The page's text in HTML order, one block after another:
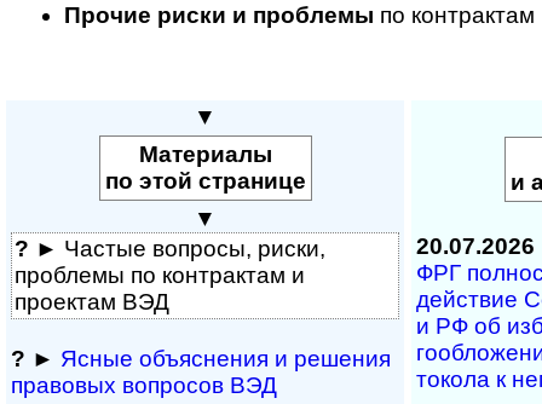
Прочие риски и проблемы по
▼
Материалы
по этой странице
▼
? ► Частые вопросы, рис­ки,
проблемы по конт­рактам и
проектам ВЭД
? ► Ясные объяснения и решения
правовых вопросов ВЭД
и
20.07.2026
ФРГ
дей­ст­вие
и РФ об
то­ко­ла к